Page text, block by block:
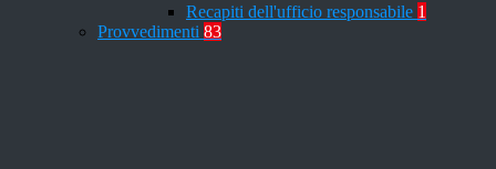
Recapiti dell'ufficio responsabile 1
Provvedimenti 83